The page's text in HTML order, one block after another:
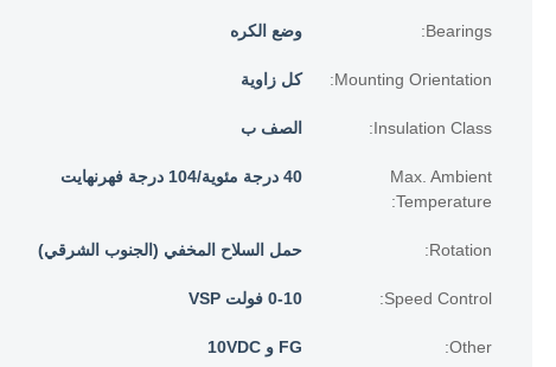
Bearings: وضع الكره
Mounting Orientation: كل زاوية
Insulation Class: الصف ب
Max. Ambient
Temperature:
40 درجة مئوية/104 درجة فهرنهايت
Rotation: حمل السلاح المخفي (الجنوب الشرقي)
Speed Control: 0-10 فولت VSP
Other: FG و 10VDC